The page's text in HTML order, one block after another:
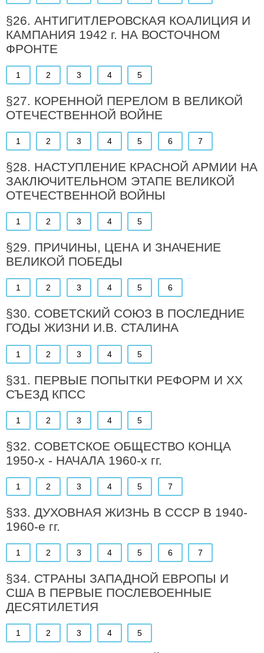
§26. АНТИГИТЛЕРОВСКАЯ КОАЛИЦИЯ И
КАМПАНИЯ 1942 г. НА ВОСТОЧНОМ
ФРОНТЕ
1 2 3 4 5
§27. КОРЕННОЙ ПЕРЕЛОМ В ВЕЛИКОЙ
ОТЕЧЕСТВЕННОЙ ВОЙНЕ
1 2 3 4 5 6 7
§28. НАСТУПЛЕНИЕ КРАСНОЙ АРМИИ НА
ЗАКЛЮЧИТЕЛЬНОМ ЭТАПЕ ВЕЛИКОЙ
ОТЕЧЕСТВЕННОЙ ВОЙНЫ
1 2 3 4 5
§29. ПРИЧИНЫ, ЦЕНА И ЗНАЧЕНИЕ
ВЕЛИКОЙ ПОБЕДЫ
1 2 3 4 5 6
§30. СОВЕТСКИЙ СОЮЗ В ПОСЛЕДНИЕ
ГОДЫ ЖИЗНИ И.В. СТАЛИНА
1 2 3 4 5
§31. ПЕРВЫЕ ПОПЫТКИ РЕФОРМ И XX
СЪЕЗД КПСС
1 2 3 4 5
§32. СОВЕТСКОЕ ОБЩЕСТВО КОНЦА
1950-х - НАЧАЛА 1960-х гг.
1 2 3 4 5 7
§33. ДУХОВНАЯ ЖИЗНЬ В СССР В 1940-
1960-е гг.
1 2 3 4 5 6 7
§34. СТРАНЫ ЗАПАДНОЙ ЕВРОПЫ И
США В ПЕРВЫЕ ПОСЛЕВОЕННЫЕ
ДЕСЯТИЛЕТИЯ
1 2 3 4 5